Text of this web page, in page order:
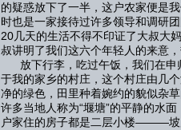
的疑惑放下了一半，这户农家便是
时也是一家接待过许多领导和调研
20几天的生活不得不印证了大叔大
叔讲明了我们这六个年轻人的来意
放下行李，吃过午饭，我们在申
于我的家乡的村庄，这个村庄由几
净的绿色，田里种着婉约的貌似杂
许多当地人称为“堰塘”的平静的水
户家住的房子都是二层小楼———坡